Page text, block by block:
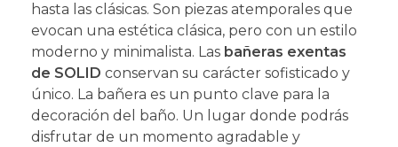
hasta las clásicas. Son piezas atemporales que
evocan una estética clásica, pero con un estilo
moderno y minimalista. Las bañeras exentas
de SOLID conservan su carácter sofisticado y
único. La bañera es un punto clave para la
decoración del baño. Un lugar donde podrás
disfrutar de un momento agradable y